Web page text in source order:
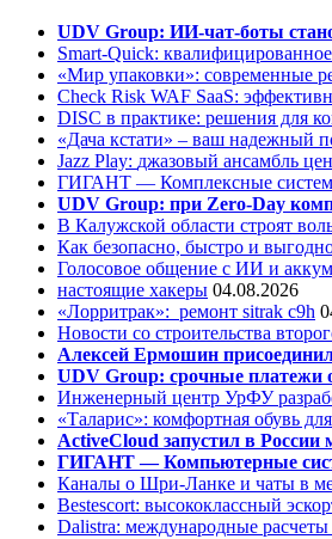
UDV Group: ИИ-чат-боты
Smart-Quick:
«Мир упаковки»: современные
Check Risk WAF SaaS:
DISC в практике: решения для
«Дача кстати» – ваш надежный
Jazz Play: джазовый ансамбль
ГИГАНТ — Комплексные
UDV Group: при Zero-Day
В Калужской области строят
Как безопасно, быстро и
Голосовое общение с ИИ и
настоящие хакеры 04.08.2026
«Лорритрак»: ремонт sitrak c9h
Новости со строительства
Алексей Ермошин
UDV Group: срочные платежи
Инженерный центр УрФУ
«Таларис»: комфортная обувь
ActiveCloud запустил в
ГИГАНТ — Компьютерные
Каналы о Шри-Ланке и чаты в
Bestescort: высококлассный
Dalistra: международные расчеты